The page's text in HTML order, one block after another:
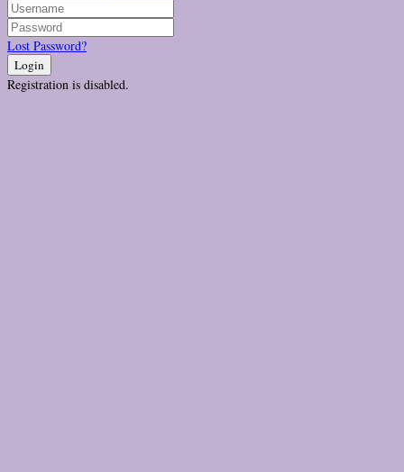
Lost Password?
Login
Registration is disabled.